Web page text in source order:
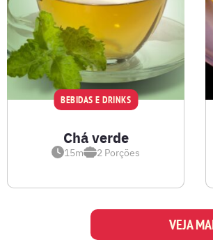
BEBIDAS E DRINKS
Chá verde
15m 2 Porções
VEJA